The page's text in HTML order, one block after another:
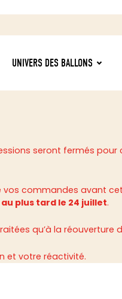
UNIVERS DES BALLONS
seront fermés pour
commandes avant
au plus tard le 24 juillet.
qu’à la réouverture
et votre réactivité.